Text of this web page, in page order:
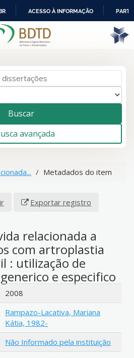
IR
PARA
ACESSO À INFORMAÇÃO
Buscar
avançada
Metadados do item
Exportar registro
relacionada a
com artroplastia
: utilização de
e especifico
2008
Rampazo-Lacativa, Mariana
Kátia, 1982-
Não Informado pela instituição